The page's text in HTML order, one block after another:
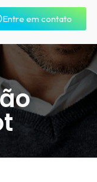
Entre em contato